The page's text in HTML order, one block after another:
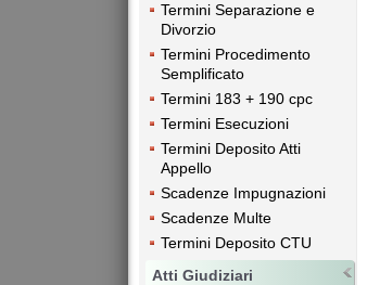
Termini Separazione e
Divorzio
Termini Procedimento
Semplificato
Termini 183 + 190 cpc
Termini Esecuzioni
Termini Deposito Atti
Appello
Scadenze Impugnazioni
Scadenze Multe
Termini Deposito CTU
Atti Giudiziari